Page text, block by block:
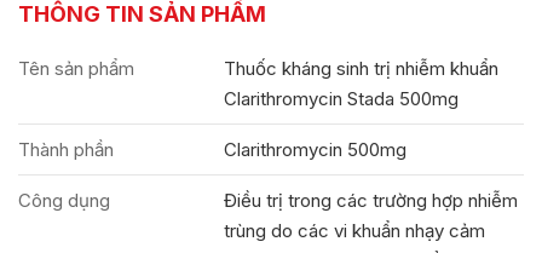
THÔNG TIN SẢN PHẨM
Tên sản phẩm
Thuốc kháng sinh trị nhiễm khuẩn
Clarithromycin Stada 500mg
Thành phần Clarithromycin 500mg
Công dụng
Điều trị trong các trường hợp nhiễm
trùng do các vi khuẩn nhạy cảm